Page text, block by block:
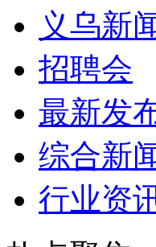
义乌新
招聘会
最新发
综合新
行业资